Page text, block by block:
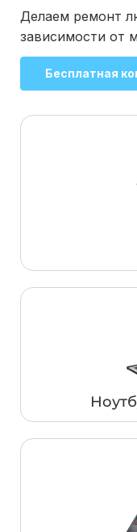
Делаем ремонт
зависимости от
Бесплатная